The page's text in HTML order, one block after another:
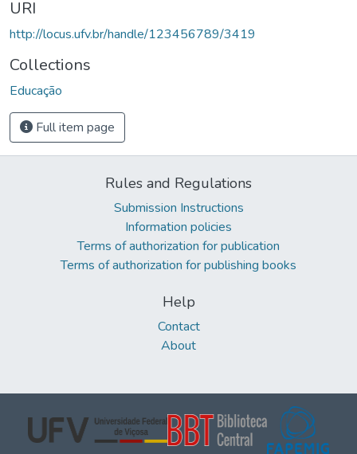
URI
http://locus.ufv.br/handle/123456789/3419
Collections
Educação
Full item page
Rules and Regulations
Submission Instructions
Information policies
Terms of authorization for publication
Terms of authorization for publishing books
Help
Contact
About